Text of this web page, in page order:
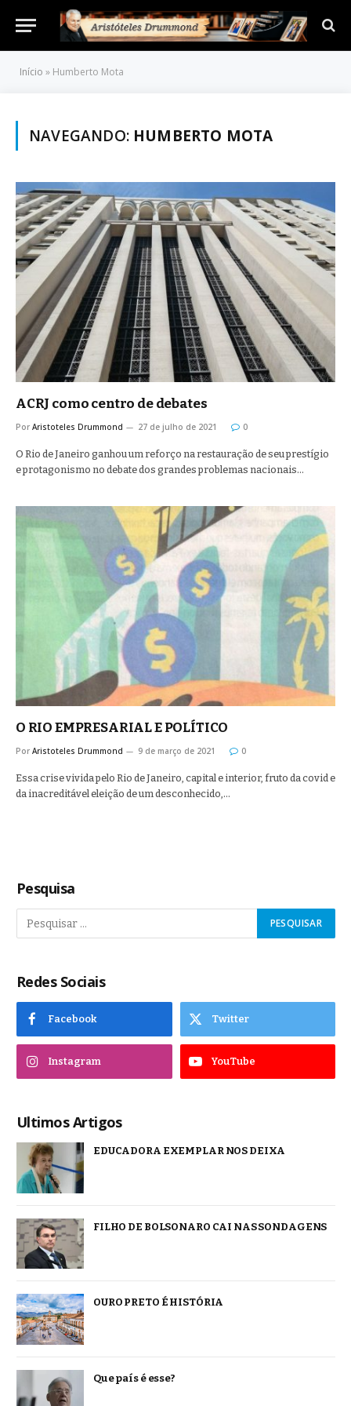
Início » Humberto Mota
NAVEGANDO: HUMBERTO MOTA
ACRJ como centro de debates
Por Aristoteles Drummond 27 de julho de 2021 0
O Rio de Janeiro ganhou um reforço na restauração de seu prestígio
e protagonismo no debate dos grandes problemas nacionais…
O RIO EMPRESARIAL E POLÍTICO
Por Aristoteles Drummond 9 de março de 2021 0
Essa crise vivida pelo Rio de Janeiro, capital e interior, fruto da covid e
da inacreditável eleição de um desconhecido,…
Pesquisa
Redes Sociais
Facebook Twitter
Instagram YouTube
Ultimos Artigos
EDUCADORA EXEMPLAR NOS DEIXA
FILHO DE BOLSONARO CAI NAS SONDAGENS
OURO PRETO É HISTÓRIA
Que país é esse?